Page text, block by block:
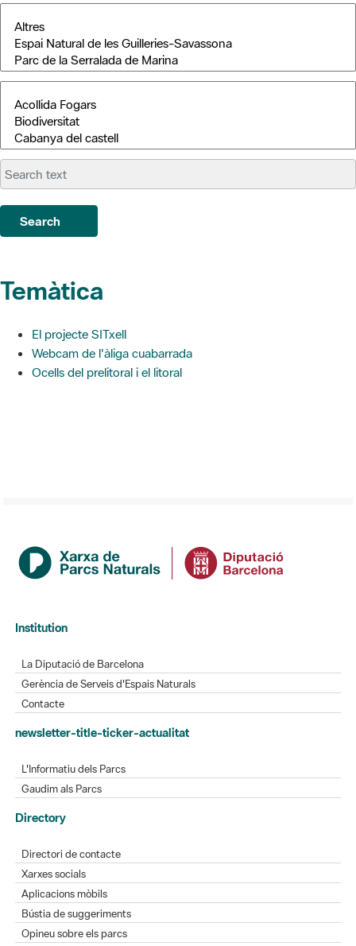
Search
Temàtica
El projecte SITxell
Webcam de l'àliga cuabarrada
Ocells del prelitoral i el litoral
Institution
La Diputació de Barcelona
Gerència de Serveis d'Espais Naturals
Contacte
newsletter-title-ticker-actualitat
L'Informatiu dels Parcs
Gaudim als Parcs
Directory
Directori de contacte
Xarxes socials
Aplicacions mòbils
Bústia de suggeriments
Opineu sobre els parcs